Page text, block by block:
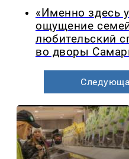
«Именно здесь
ощущение
любительский
во дворы